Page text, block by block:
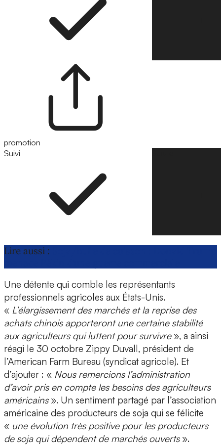
promotion
Suivi
Lire aussi :
Une détente qui comble les représentants
professionnels agricoles aux États-Unis.
« L’élargissement des marchés et la reprise des
achats chinois apporteront une certaine stabilité
aux agriculteurs qui luttent pour survivre », a ainsi
réagi le 30 octobre Zippy Duvall, président de
l’American Farm Bureau (syndicat agricole). Et
d’ajouter : « Nous remercions l’administration
d’avoir pris en compte les besoins des agriculteurs
américains». Un sentiment partagé par l’association
américaine des producteurs de soja qui se félicite
« une évolution très positive pour les producteurs
de soja qui dépendent de marchés ouverts».